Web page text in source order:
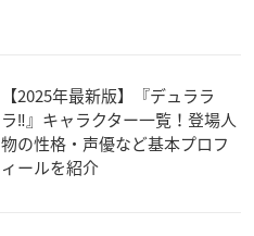
【2025年最新版】『デュララ
ラ‼︎』キャラクター一覧！登場人
物の性格・声優など基本プロフ
ィールを紹介